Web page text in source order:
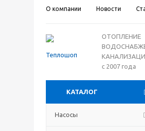
О компании Новости
ОТОПЛЕНИЕ
с 2007 года
КАТАЛОГ
Насосы